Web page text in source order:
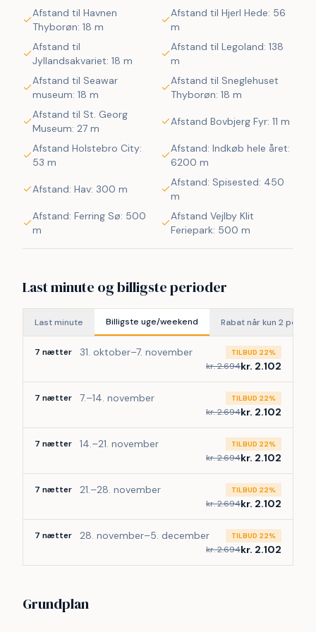
byder på nye maleriske oplevelse. I sæsonen kan du hente
morgenbrød, købmandsvarer eller måske invitere familien
enten du er til aktiv ferie eller total afslapning danner
dette dejlige feriehus den perfekte ramme både hvad
angår hus, beliggenhed og omgivelser.
Afstand til Havnen
Thyborøn: 18 m
Afstand til Hjerl Hede: 56
m
Afstand til
Jyllandsakvariet: 18 m
Afstand til Legoland: 138
m
Afstand til Seawar
museum: 18 m
Afstand til Sneglehuset
Thyborøn: 18 m
Afstand til St. Georg
Museum: 27 m
Afstand Bovbjerg Fyr: 11 m
Afstand Holstebro City:
53 m
Afstand: Indkøb hele året:
6200 m
Afstand: Hav: 300 m
Afstand: Spisested: 450
m
Afstand: Ferring Sø: 500
m
Afstand Vejlby Klit
Feriepark: 500 m
Last minute og billigste perioder
Last minute Billigste uge/weekend Rabat når kun 2
7 nætter 31. oktober–7. november TILBUD 22%
kr. 2.694kr. 2.102
7 nætter 7.–14. november TILBUD 22%
kr. 2.694kr. 2.102
7 nætter 14.–21. november TILBUD 22%
kr. 2.694kr. 2.102
7 nætter 21.–28. november TILBUD 22%
kr. 2.694kr. 2.102
7 nætter 28. november–5. december TILBUD 22%
kr. 2.694kr. 2.102
Grundplan